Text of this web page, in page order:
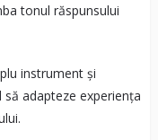
tonul răspunsului
instrument și
să adapteze experiența